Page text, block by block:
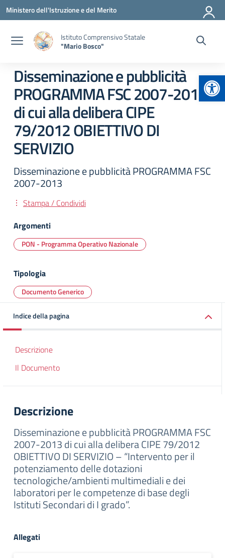
Vai ai contenuti
Vai al menu di navigazione
Vai al footer
Ministero dell'Istruzione e del Merito
Istituto Comprensivo Statale
"Mario Bosco"
Disseminazione e pubblicità
PROGRAMMA FSC 2007-2013
di cui alla delibera CIPE
79/2012 OBIETTIVO DI
SERVIZIO
Disseminazione e pubblicità PROGRAMMA FSC
2007-2013
Stampa / Condividi
Argomenti
PON - Programma Operativo Nazionale
Tipologia
Documento Generico
Indice della pagina
Descrizione
Il Documento
Descrizione
Disseminazione e pubblicità PROGRAMMA FSC
2007-2013 di cui alla delibera CIPE 79/2012
OBIETTIVO DI SERVIZIO – “Intervento per il
potenziamento delle dotazioni
tecnologiche/ambienti multimediali e dei
laboratori per le competenze di base degli
Istituti Secondari di I grado”.
Allegati